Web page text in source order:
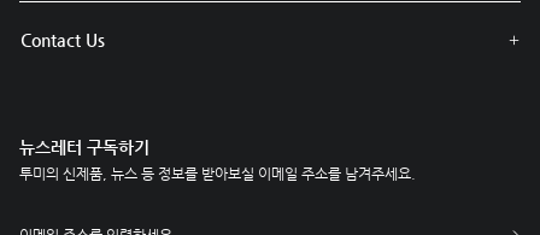
Contact Us
뉴스레터 구독하기
투미의 신제품, 뉴스 등 정보를 받아보실 이메일 주소를 남겨주세요.